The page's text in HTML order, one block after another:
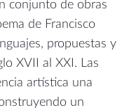
conjunto de obras
de Francisco
propuestas y
XVII al XXI. Las
artística una
un